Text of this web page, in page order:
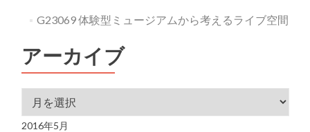
G23069 体験型ミュージアムから考えるライブ空間
アーカイブ
アーカイブ
2016年5月